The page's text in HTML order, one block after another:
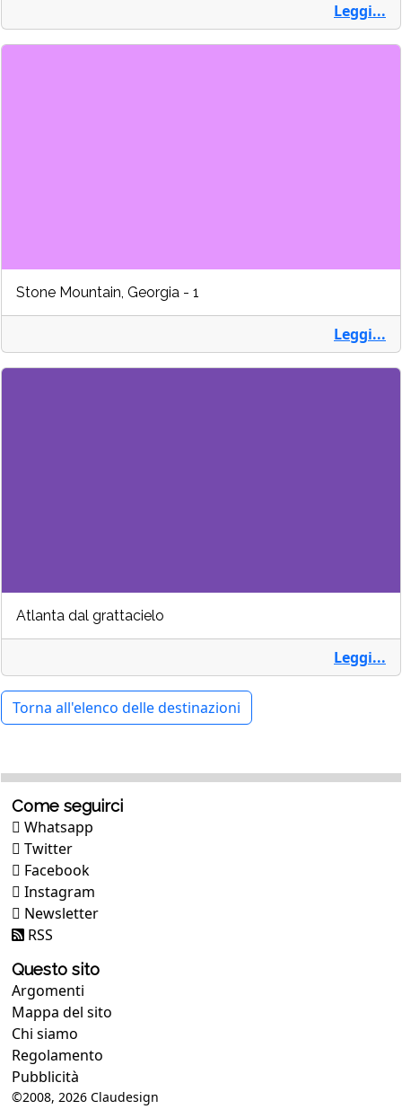
Leggi...
Stone Mountain, Georgia - 1
Leggi...
Atlanta dal grattacielo
Leggi...
Torna all'elenco delle destinazioni
Come seguirci
Whatsapp
Twitter
Facebook
Instagram
Newsletter
RSS
Questo sito
Argomenti
Mappa del sito
Chi siamo
Regolamento
Pubblicità
©2008, 2026 Claudesign